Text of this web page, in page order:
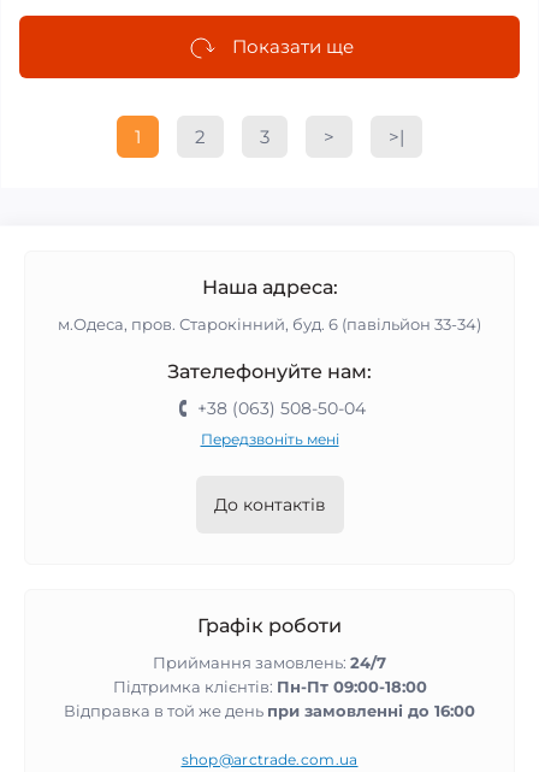
Показати ще
1 2 3 > >|
Наша адреса:
м.Одеса, пров. Старокінний, буд. 6 (павільйон 33-34)
Зателефонуйте нам:
+38 (063) 508-50-04
Передзвоніть мені
До контактів
Графік роботи
Приймання замовлень: 24/7
Підтримка клієнтів: Пн-Пт 09:00-18:00
Відправка в той же день при замовленні до 16:00
shop@arctrade.com.ua